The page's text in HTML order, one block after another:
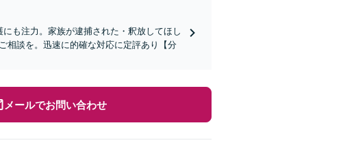
も注力。家族が逮捕された・釈放してほし
相談を。迅速に的確な対応に定評あり【分
メールでお問い合わせ